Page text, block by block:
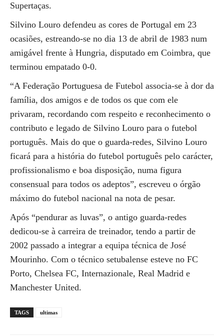
Supertaças.
Silvino Louro defendeu as cores de Portugal em 23
ocasiões, estreando-se no dia 13 de abril de 1983 num
amigável frente à Hungria, disputado em Coimbra, que
terminou empatado 0-0.
“A Federação Portuguesa de Futebol associa-se à dor da
família, dos amigos e de todos os que com ele
privaram, recordando com respeito e reconhecimento o
contributo e legado de Silvino Louro para o futebol
português. Mais do que o guarda-redes, Silvino Louro
ficará para a história do futebol português pelo carácter,
profissionalismo e boa disposição, numa figura
consensual para todos os adeptos”, escreveu o órgão
máximo do futebol nacional na nota de pesar.
Após “pendurar as luvas”, o antigo guarda-redes
dedicou-se à carreira de treinador, tendo a partir de
2002 passado a integrar a equipa técnica de José
Mourinho. Com o técnico setubalense esteve no FC
Porto, Chelsea FC, Internazionale, Real Madrid e
Manchester United.
TAGS ultimas